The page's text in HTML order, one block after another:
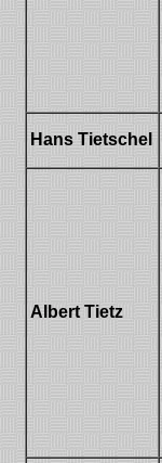
Hans Tietschel
Albert Tietz